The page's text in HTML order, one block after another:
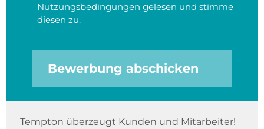
Nutzungsbedingungen gelesen und stimme
diesen zu.
Bewerbung abschicken
Tempton überzeugt Kunden und Mitarbeiter!